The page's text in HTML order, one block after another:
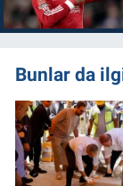
Bunlar da